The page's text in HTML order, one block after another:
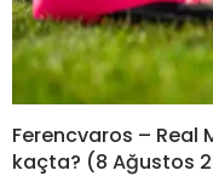
Ferencvaros – Real
kaçta? (8 Ağustos